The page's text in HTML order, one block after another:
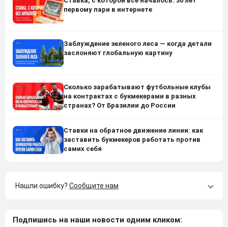
первому пари в интернете
Заблуждение зеленого леса — когда детали
заслоняют глобальную картину
Сколько зарабатывают футбольные клубы
на контрактах с букмекерами в разных
странах? От Бразилии до России
Ставки на обратное движение линии: как
заставить букмекеров работать против
самих себя
Нашли ошибку? Сообщите нам
Подпишись на наши новости одним кликом: